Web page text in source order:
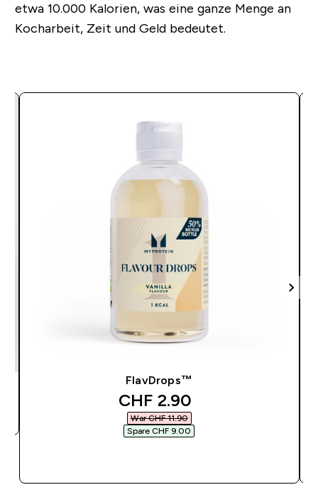
etwa 10.000 Kalorien, was eine ganze Menge an
Kocharbeit, Zeit und Geld bedeutet.
FlavDrops™
discounted price
CHF 2.90‎
War CHF 11.90‎
Spare CHF 9.00‎